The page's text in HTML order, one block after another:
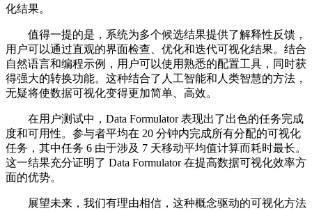
化结果。
值得一提的是，系统为多个候选结果提供了解释性反馈，
用户可以通过直观的界面检查、优化和迭代可视化结果。结合
自然语言和编程示例，用户可以使用熟悉的配置工具，同时获
得强大的转换功能。这种结合了人工智能和人类智慧的方法，
无疑将使数据可视化变得更加简单、高效。
在用户测试中，Data Formulator 表现出了出色的任务完成
度和可用性。参与者平均在 20 分钟内完成所有分配的可视化
任务，其中任务 6 由于涉及 7 天移动平均值计算而耗时最长。
这一结果充分证明了 Data Formulator 在提高数据可视化效率方
面的优势。
展望未来，我们有理由相信，这种概念驱动的可视化方法